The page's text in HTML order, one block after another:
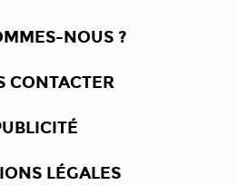
NOUS ?
CONTACTER
LÉGALES